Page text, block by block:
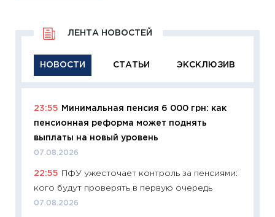
НОВОСТИ СТАТЬИ ЭКСКЛЮЗИВ
ЛЕНТА НОВОСТЕЙ
23:55
Минимальная пенсия 6 000 грн: как
пенсионная реформа может поднять
выплаты на новый уровень
07.08.2026
22:55
ПФУ ужесточает контроль за пенсиями:
кого будут проверять в первую очередь
07.08.2026